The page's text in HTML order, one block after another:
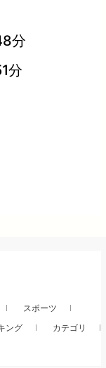
分
分
スポーツ
ング
カテゴリ